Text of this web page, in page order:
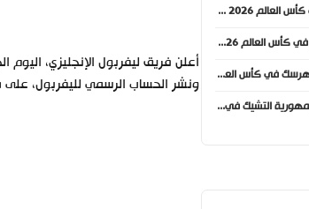
أعلن فريق ليفربول الإنجليزي، اليوم
ونشر الحساب الرسمي لليفربول، على
موعد مباراة قطر وسويسرا في كأس العالم 2026 والقنوات الناقلة
موعد مباراة أمريكا والباراغواي في كأس العالم 2026 والقنوات الناقلة
موعد مباراة كندا والبوسنة والهرسك في كأس العالم 2026 والقنوات الناقلة
موعد مباراة كوريا الجنوبية وجمهورية التشيك في كأس العالم 2026 والقنوات الناقلة